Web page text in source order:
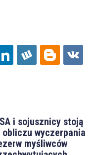
i sojusznicy stoją
obliczu wyczerpania
myśliwców